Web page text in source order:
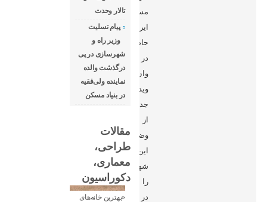
مسافران
ایرانی
حاضر
در
وان،
ویدیوی
جدیدی
از
وضعیت
این
شهر
را
در
تالار وحدت
پیام تسلیت
وزیر راه و
شهرسازی در پی
درگذشت والده
نماینده ولی‌فقیه
در بنیاد مسکن
مقالات
طراحی،
معماری،
دکوراسیون
«بهترین خانه‌های